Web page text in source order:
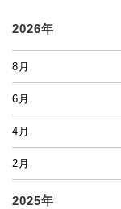
2026年
8月
6月
4月
2月
2025年